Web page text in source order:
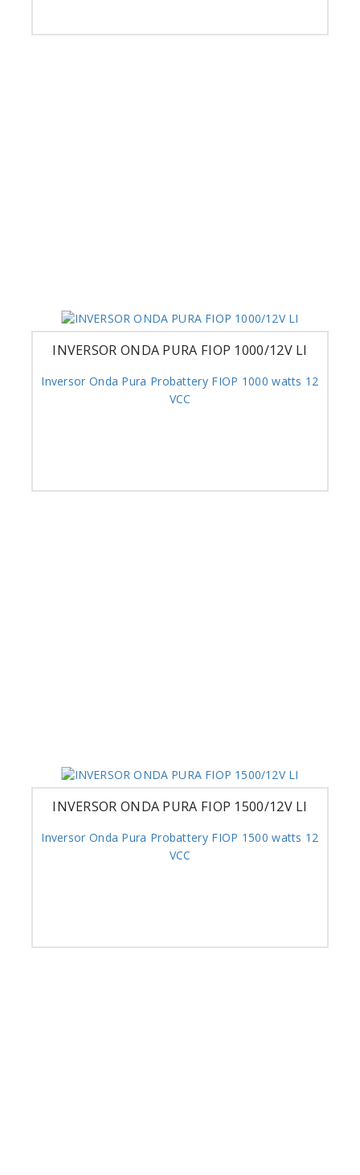
INVERSOR ONDA PURA FIOP 1000/12V LI
Inversor Onda Pura Probattery FIOP 1000 watts 12
VCC
INVERSOR ONDA PURA FIOP 1500/12V LI
Inversor Onda Pura Probattery FIOP 1500 watts 12
VCC